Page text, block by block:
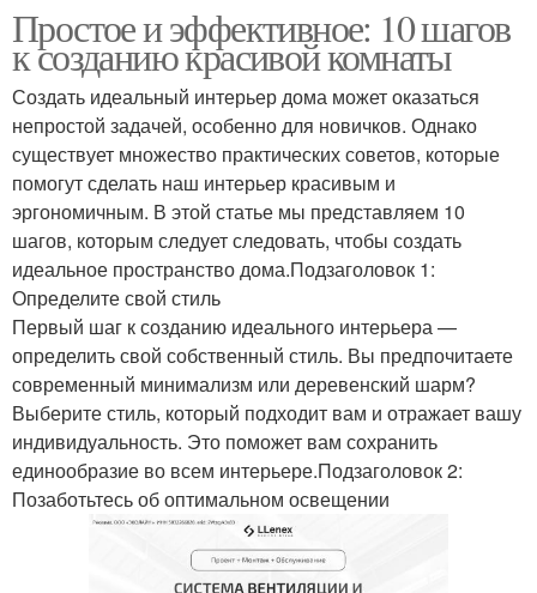
Мебель в виртуальной
комнате
Простое и эффективное: 10 шагов
к созданию красивой комнаты
Создать идеальный интерьер дома может оказаться
непростой задачей, особенно для новичков. Однако
существует множество практических советов, которые
помогут сделать наш интерьер красивым и
эргономичным. В этой статье мы представляем 10
шагов, которым следует следовать, чтобы создать
идеальное пространство дома.Подзаголовок 1:
Определите свой стиль
Первый шаг к созданию идеального интерьера —
определить свой собственный стиль. Вы предпочитаете
современный минимализм или деревенский шарм?
Выберите стиль, который подходит вам и отражает вашу
индивидуальность. Это поможет вам сохранить
единообразие во всем интерьере.Подзаголовок 2:
Позаботьтесь об оптимальном освещении